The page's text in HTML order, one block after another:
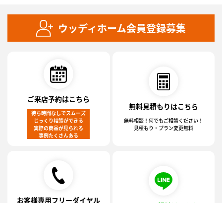
ご来店予約はこちら
待ち時間なしでスムーズ
じっくり相談ができる
実際の商品が見られる
事例たくさんある
無料見積もりはこちら
無料相談！何でもご相談ください！
見積もり・プラン変更無料
お客様専用フリーダイヤル
ウッディホーム会員登録募集